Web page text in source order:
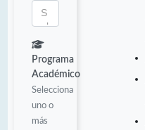
Programa
Académico
Selecciona
uno o
más